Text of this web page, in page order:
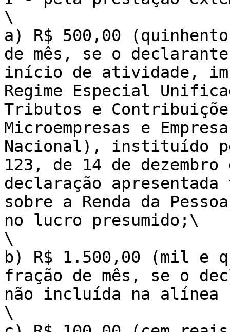
\
a) R$ 500,00
de mês, se o
início de atividade,
Regime Especial
Tributos e
Microempresas e
Nacional), instituído
123, de 14 de
declaração
sobre a Renda da
no lucro presumido;\
\
b) R$ 1.500,00 (mil e
fração de mês, se o
não incluída na alínea
\